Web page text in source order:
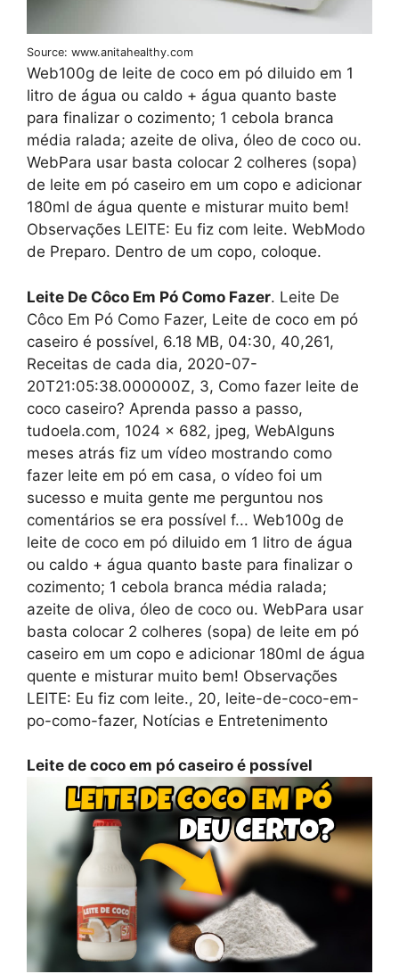
Source: www.anitahealthy.com
Web100g de leite de coco em pó diluido em 1
litro de água ou caldo + água quanto baste
para finalizar o cozimento; 1 cebola branca
média ralada; azeite de oliva, óleo de coco ou.
WebPara usar basta colocar 2 colheres (sopa)
de leite em pó caseiro em um copo e adicionar
180ml de água quente e misturar muito bem!
Observações LEITE: Eu fiz com leite. WebModo
de Preparo. Dentro de um copo, coloque.
Leite De Côco Em Pó Como Fazer. Leite De
Côco Em Pó Como Fazer, Leite de coco em pó
caseiro é possível, 6.18 MB, 04:30, 40,261,
Receitas de cada dia, 2020-07-
20T21:05:38.000000Z, 3, Como fazer leite de
coco caseiro? Aprenda passo a passo,
tudoela.com, 1024 x 682, jpeg, WebAlguns
meses atrás fiz um vídeo mostrando como
fazer leite em pó em casa, o vídeo foi um
sucesso e muita gente me perguntou nos
comentários se era possível f... Web100g de
leite de coco em pó diluido em 1 litro de água
ou caldo + água quanto baste para finalizar o
cozimento; 1 cebola branca média ralada;
azeite de oliva, óleo de coco ou. WebPara usar
basta colocar 2 colheres (sopa) de leite em pó
caseiro em um copo e adicionar 180ml de água
quente e misturar muito bem! Observações
LEITE: Eu fiz com leite., 20, leite-de-coco-em-
po-como-fazer, Notícias e Entretenimento
Leite de coco em pó caseiro é possível